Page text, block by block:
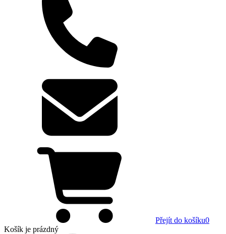
Přejít do košíku0
Košík je prázdný